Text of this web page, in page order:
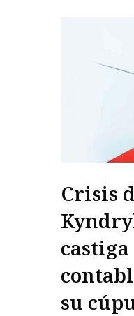
Crisis
su